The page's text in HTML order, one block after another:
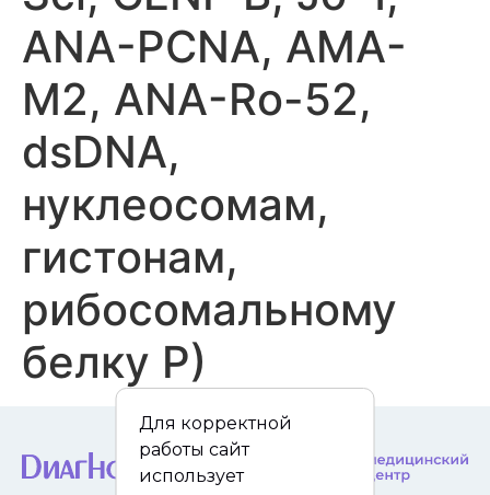
ANA-PCNA, AMA-
M2, ANA-Ro-52,
dsDNA,
нуклеосомам,
гистонам,
рибосомальному
белку P)
Для корректной
работы сайт
использует